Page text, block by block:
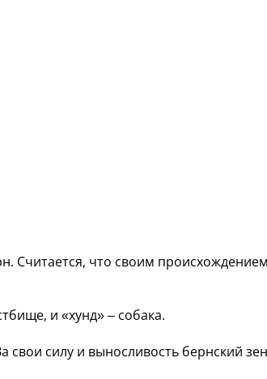
Считается, что своим
и «хунд» – собака.
силу и выносливость бернский